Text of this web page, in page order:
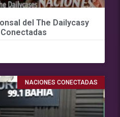
del The Dailycasy
NACIONES CONECTADAS